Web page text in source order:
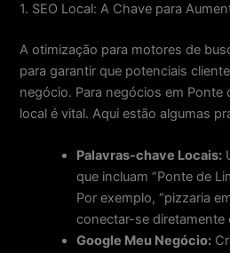
1. SEO Local: A Chave para
A otimização para motores de
para garantir que potenciais
negócio. Para negócios em Ponte
local é vital. Aqui estão algumas
Palavras-chave Locais:
que incluam “Ponte de
Por exemplo, “pizzaria
conectar-se diretamente
Google Meu Negócio: